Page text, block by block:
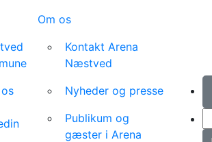
Om os
Kontakt Arena
Næstved
Nyheder og presse
Publikum og
gæster i Arena